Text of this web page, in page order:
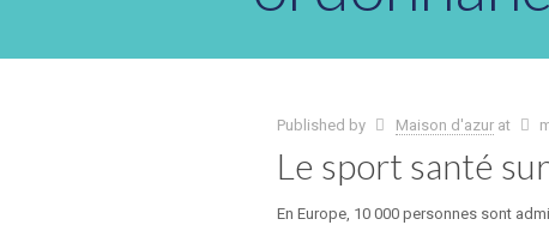
Published by Maison d'azur at
Le sport santé
En Europe, 10 000 personnes sont